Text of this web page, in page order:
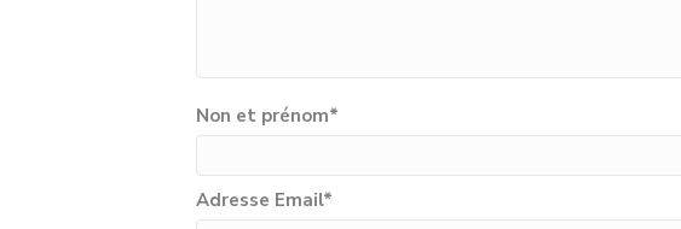
Non et prénom*
Adresse Email*